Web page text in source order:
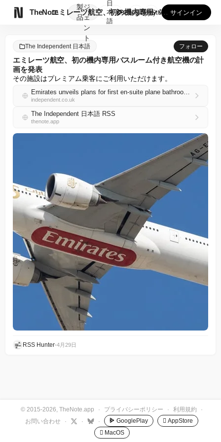
TheNote
製
品
ジ
ェ
ン
ト
エミレーツ航空、初の機内専用バスルーム付き航空機の計画を発表
日
本
語
GooglePlay
AppStore サインイン
The Independent 日本語 フォロー
エミレーツ航空、初の機内専用バスルーム付き航空機の計
画を発表
その施設はプレミアム乗客にご利用いただけます。
Emirates unveils plans for first en-suite plane bathrooms
independent.co.uk
The Independent 日本語 RSS
thenote.app
RSS Hunter•4月29日
© 2015-2026, TheNote.app · プライバシーポリシー · 利用規約
·
お問い合わせ
· · · GooglePlay
 AppStore
 MacOS